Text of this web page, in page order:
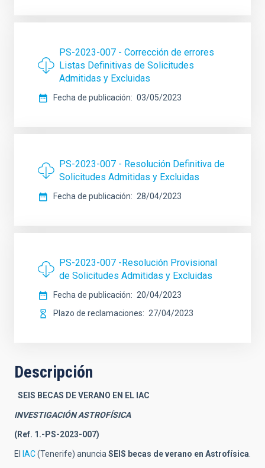
PS-2023-007 - Corrección de errores
Listas Definitivas de Solicitudes
Admitidas y Excluidas
Fecha de publicación 03/05/2023
PS-2023-007 - Resolución Definitiva de
Solicitudes Admitidas y Excluidas
Fecha de publicación 28/04/2023
PS-2023-007 -Resolución Provisional
de Solicitudes Admitidas y Excluidas
Fecha de publicación
20/04/2023
Plazo de reclamaciones
27/04/2023
Descripción
SEIS BECAS DE VERANO EN EL IAC
INVESTIGACIÓN ASTROFÍSICA
(Ref. 1.-PS-2023-007)
El IAC(Tenerife) anuncia SEIS becas de verano en Astrofísica